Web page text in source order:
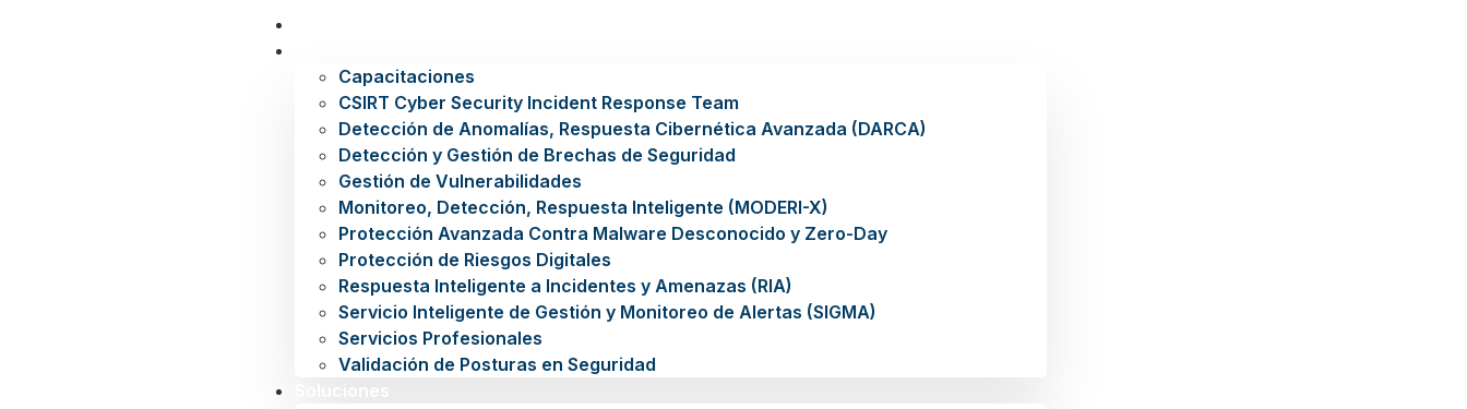
Capacitaciones
CSIRT Cyber Security Incident Response Team
Detección de Anomalías, Respuesta Cibernética Avanzada (DARCA)
Detección y Gestión de Brechas de Seguridad
Gestión de Vulnerabilidades
Monitoreo, Detección, Respuesta Inteligente (MODERI-X)
Protección Avanzada Contra Malware Desconocido y Zero-Day
Protección de Riesgos Digitales
Respuesta Inteligente a Incidentes y Amenazas (RIA)
Servicio Inteligente de Gestión y Monitoreo de Alertas (SIGMA)
Servicios Profesionales
Validación de Posturas en Seguridad